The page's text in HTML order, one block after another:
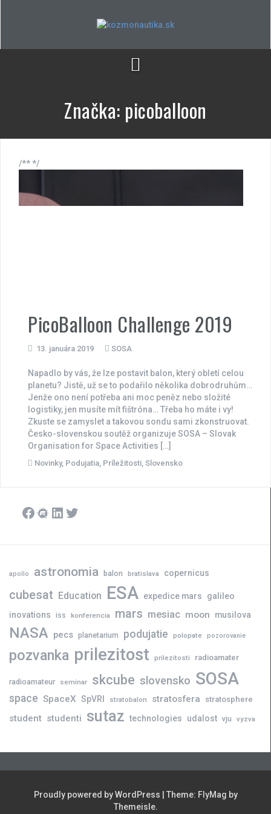
Značka: picoballoon
/** */
PicoBalloon Challenge 2019
13. januára 2019 SOSA
Napadlo by vás, že lze postavit balon, který obletí celou
planetu? Jistě, už se to podařilo několika dobrodruhům…
Jenže ono není potřeba ani moc peněz nebo složité
logistiky, jen musíte mít fištróna… Třeba ho máte i vy!
Zkuste se zamyslet a takovou sondu sami zkonstruovat.
Česko-slovenskou soutěž organizuje SOSA – Slovak
Organisation for Space Activities […]
Novinky, Podujatia Príležitosti Slovensko
Facebook
Meetup
LinkedIn
Twitter
apollo astronomia balon bratislava copernicus
cubesat Education ESA expedice mars
galileo
inovations iss konferencia mars mesiac moon musilova
NASA pecs planetarium podujatie polopate pozorovanie
pozvanka prilezitost prilezitosti radioamater
radioamateur seminar skcube slovensko SOSA
space SpaceX SpVRI stratobalon stratosfera stratosphere
student studenti sutaz technologies udalost vju vyzva
Proudly powered by WordPress | Theme: FlyMag by
Themeisle.